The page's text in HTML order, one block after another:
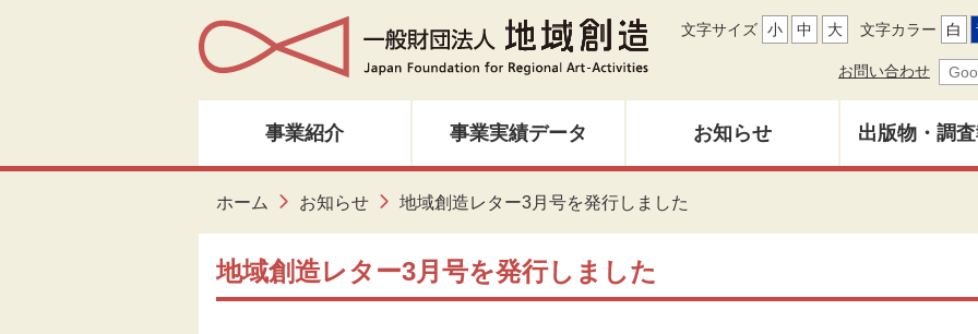
文字サイズ 小 中 大 文字カラー 白
お問い合わせ
事業紹介
人材育成・研修
事業実績データ お知らせ 出版物・調
ホーム お知らせ 地域創造レター3月号を発行しました
地域創造レター3月号を発行しました